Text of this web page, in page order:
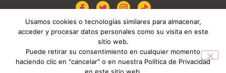
COPYRIGHT © 2026 REPORTE CRIPTO
POLÍTICA DE COOKIES
Usamos cookies o tecnologías similares para almacenar,
acceder y procesar datos personales como su visita en este
sitio web.
Puede retirar su consentimiento en cualquier momento
haciendo clic en "cancelar" o en nuestra Política de Privacidad